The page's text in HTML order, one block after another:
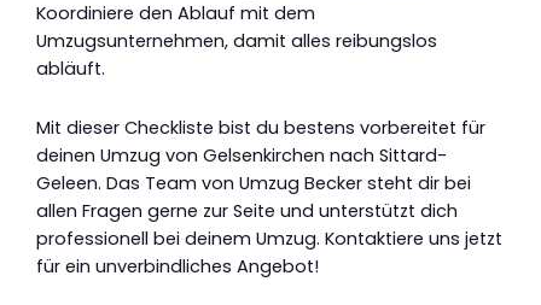
Koordiniere den Ablauf mit dem
Umzugsunternehmen, damit alles reibungslos
abläuft.
Mit dieser Checkliste bist du bestens vorbereitet für
deinen Umzug von Gelsenkirchen nach Sittard-
Geleen. Das Team von Umzug Becker steht dir bei
allen Fragen gerne zur Seite und unterstützt dich
professionell bei deinem Umzug. Kontaktiere uns jetzt
für ein unverbindliches Angebot!